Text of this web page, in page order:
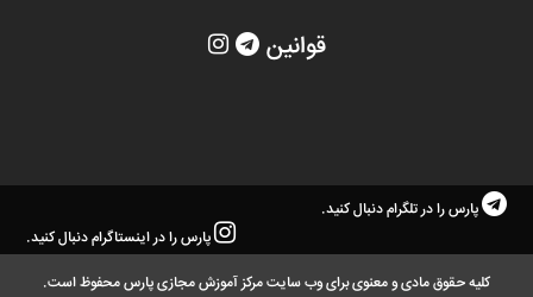
قوانین
پارس را در تلگرام دنبال کنید.
پارس را در اینستاگرام دنبال کنید.
کلیه حقوق مادی و معنوی برای وب سایت مرکز آموزش مجازی پارس محفوظ است.